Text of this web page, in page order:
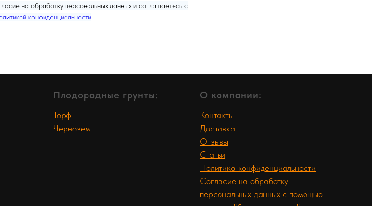
на обработку персональных данных и соглашаетесь c
конфиденциальности
Плодородные грунты:
Торф
Чернозем
О компании:
Контакты
Доставка
Отзывы
Статьи
Политика конфиденциальности
Согласие на обработку
персональных данных с помощью